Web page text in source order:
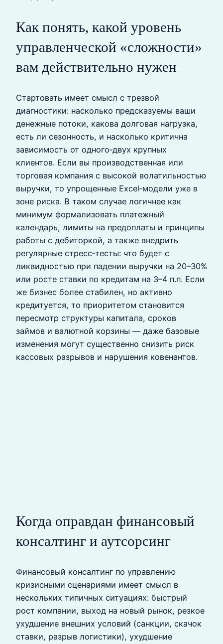
Как понять, какой уровень
управленческой «сложности»
вам действительно нужен
Стартовать имеет смысл с трезвой
диагностики: насколько предсказуемы ваши
денежные потоки, какова долговая нагрузка,
есть ли сезонность, и насколько критична
зависимость от одного‑двух крупных
клиентов. Если вы производственная или
торговая компания с высокой волатильностью
выручки, то упрощенные Excel‑модели уже в
зоне риска. В таком случае логичнее как
минимум формализовать платежный
календарь, лимиты на предоплаты и принципы
работы с дебиторкой, а также внедрить
регулярные стресс‑тесты: что будет с
ликвидностью при падении выручки на 20–30%
или росте ставки по кредитам на 3–4 п.п. Если
же бизнес более стабилен, но активно
кредитуется, то приоритетом становится
пересмотр структуры капитала, сроков
займов и валютной корзины — даже базовые
изменения могут существенно снизить риск
кассовых разрывов и нарушения ковенантов.
Когда оправдан финансовый
консалтинг и аутсорсинг
Финансовый консалтинг по управлению
кризисными сценариями имеет смысл в
нескольких типичных ситуациях: быстрый
рост компании, выход на новый рынок, резкое
ухудшение внешних условий (санкции, скачок
ставки, разрыв логистики), ухудшение